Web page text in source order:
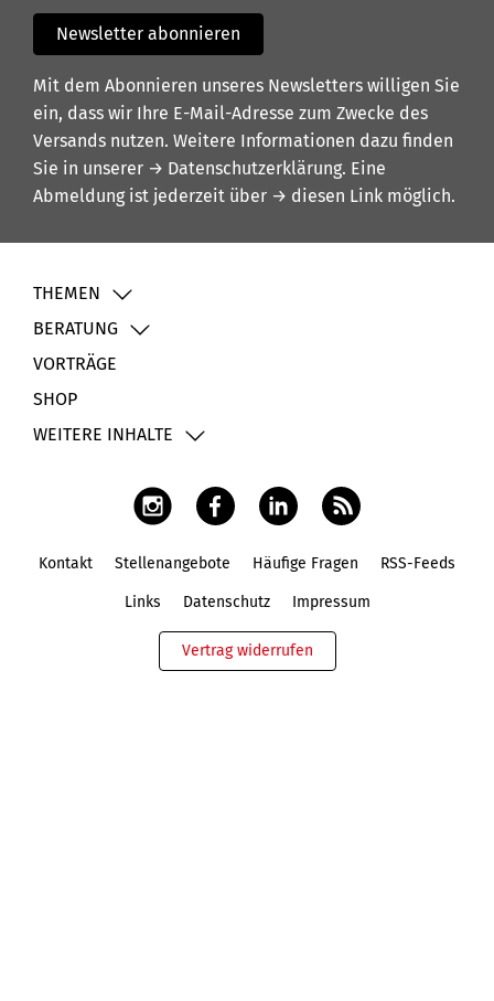
Newsletter abonnieren
Mit dem Abonnieren unseres Newsletters willigen Sie
ein, dass wir Ihre E-Mail-Adresse zum Zwecke des
Versands nutzen. Weitere Informationen dazu finden
Sie in unserer → Datenschutzerklärung. Eine
Abmeldung ist jederzeit über → diesen Link möglich.
THEMEN
BERATUNG
VORTRÄGE
SHOP
WEITERE INHALTE
Kontakt Stellenangebote Häufige Fragen RSS-Feeds
Links Datenschutz Impressum
Vertrag widerrufen